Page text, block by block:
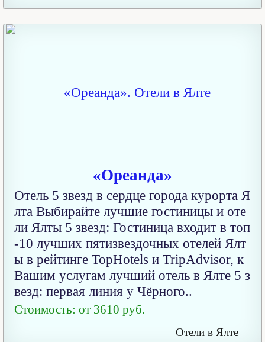
«Ореанда»
Отель 5 звезд в сердце города курорта Я
лта Выбирайте лучшие гостиницы и оте
ли Ялты 5 звезд: Гостиница входит в топ
-10 лучших пятизвездочных отелей Ялт
ы в рейтинге TopHotels и TripAdvisor, к
Вашим услугам лучший отель в Ялте 5 з
везд: первая линия у Чёрного..
Стоимость: от 3610 руб.
Отели в Ялте